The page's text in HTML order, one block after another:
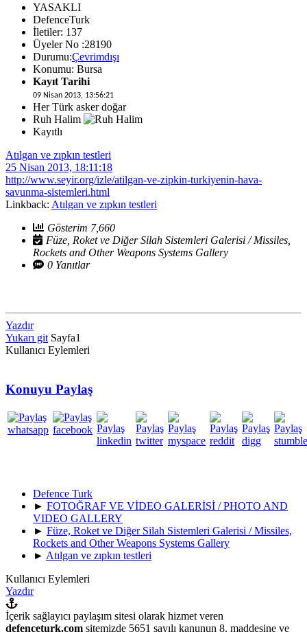
YASAKLI
DefenceTurk
İletiler: 137
Üyeler No :28190
Durumu:Çevrimdışı
Konumu: Bursa
Kayıt Tarihi
09 Nisan 2013, 13:56:21
Her Türk asker doğar
Ruh Halim
Kayıtlı
Atılgan ve zıpkın testleri
25 Nisan 2013, 18:11:18
http://www.seyir.org/izle/atilgan-ve-zipkin-turkiyenin-hava-
savunma-sistemleri.html
Linkback: Atılgan ve zıpkın testleri
Gösterim 7,660
Füze, Roket ve Diğer Silah Sistemleri Galerisi / Missiles,
Rockets and Other Weapons Systems Gallery
0 Yanıtlar
Yazdır
Yukarı git Sayfa1
Kullanıcı Eylemleri
Konuyu Paylaş
Defence Turk
► FOTOĞRAF VE VİDEO GALERİSİ / PHOTO AND
VIDEO GALLERY
► Füze, Roket ve Diğer Silah Sistemleri Galerisi / Missiles,
Rockets and Other Weapons Systems Gallery
► Atılgan ve zıpkın testleri
Kullanıcı Eylemleri
Yazdır
İçerik sağlayıcı paylaşım sitesi olarak hizmet veren
defenceturk.com sitemizde 5651 sayılı kanunun 8. maddesine ve